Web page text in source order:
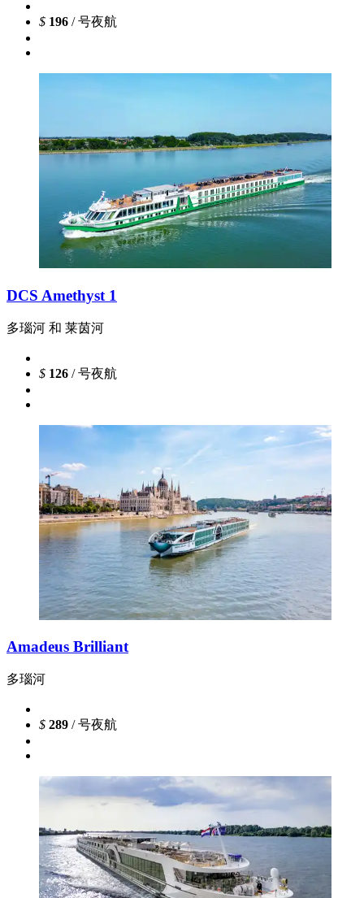
$ 196 / 号夜航
DCS Amethyst 1
多瑙河 和 莱茵河
$ 126 / 号夜航
Amadeus Brilliant
多瑙河
$ 289 / 号夜航